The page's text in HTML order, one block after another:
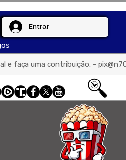
Entrar
e faça uma contribuição. -